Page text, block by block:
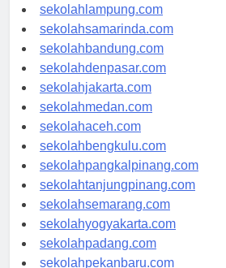
sekolahlampung.com
sekolahsamarinda.com
sekolahbandung.com
sekolahdenpasar.com
sekolahjakarta.com
sekolahmedan.com
sekolahaceh.com
sekolahbengkulu.com
sekolahpangkalpinang.com
sekolahtanjungpinang.com
sekolahsemarang.com
sekolahyogyakarta.com
sekolahpadang.com
sekolahpekanbaru.com